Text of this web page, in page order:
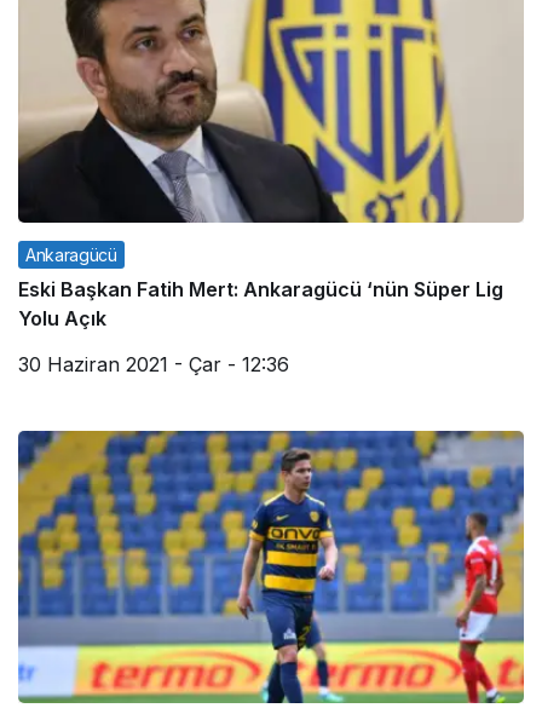
Ankaragücü
Eski Başkan Fatih Mert: Ankaragücü ‘nün Süper Lig
Yolu Açık
30 Haziran 2021 - Çar - 12:36